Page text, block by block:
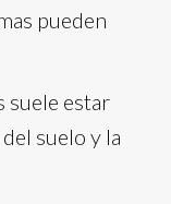
pueden
suele estar
suelo y la